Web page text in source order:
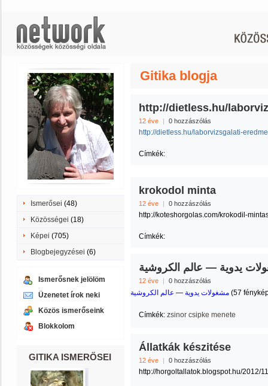
Ismerősei (48)
Közösségei (18)
Képei (705)
Blogbejegyzései (6)
Ismerősnek jelölöm
Üzenetet írok neki
Közös ismerőseink
Blokkolom
GITIKA ISMERŐSEI
Gitika blogja
http://dietless.hu/
12 éve | 0 hozzászólás
http://dietless.hu/laborvizsgalati-
Címkék:
krokodol minta
12 éve | 0 hozzászólás
http://koteshorgolas.com/krokodil-
Címkék:
12 éve | 0 hozzászólás
عالم الكروشية — ‎ مشغولات يدوية (57
Címkék: zsinor csipke menete
Állatkák készitése
12 éve | 0 hozzászólás
http://horgoltallatok.blogspot.hu/2012/